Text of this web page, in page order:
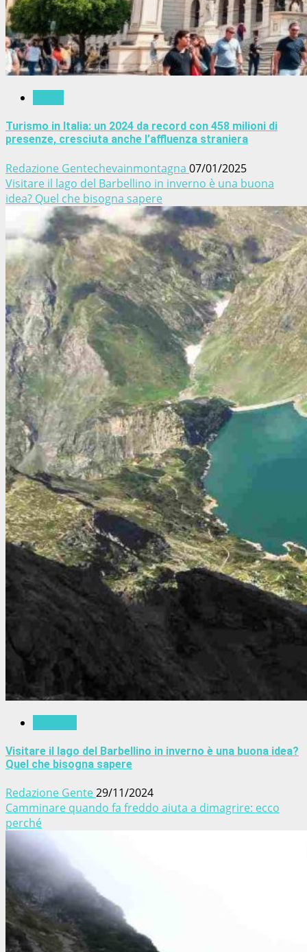
Turismo in Italia: un 2024 da record con 458 milioni di
presenze, cresciuta anche l’affluenza straniera
Redazione Gentechevainmontagna 07/01/2025
Visitare il lago del Barbellino in inverno è una buona
idea? Quel che bisogna sapere
Visitare il lago del Barbellino in inverno è una buona idea?
Quel che bisogna sapere
Redazione Gente29/11/2024
Camminare quando fa freddo aiuta a dimagrire: ecco
perché